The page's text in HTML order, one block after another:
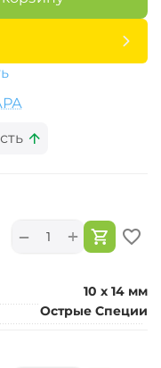
+
−
10 х 14 мм
Острые Специи